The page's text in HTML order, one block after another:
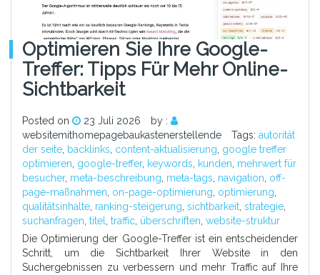
Optimieren Sie Ihre Google-
Treffer: Tipps Für Mehr Online-
Sichtbarkeit
Posted on 23 Juli 2026
by :
websitemithomepagebaukastenerstellende
Tags: autorität
der seite, backlinks, content-aktualisierung, google treffer
optimieren, google-treffer, keywords, kunden, mehrwert für
besucher, meta-beschreibung, meta-tags, navigation, off-
page-maßnahmen, on-page-optimierung, optimierung,
qualitätsinhalte, ranking-steigerung, sichtbarkeit, strategie,
suchanfragen, titel, traffic, überschriften, website-struktur
Die Optimierung der Google-Treffer ist ein entscheidender
Schritt, um die Sichtbarkeit Ihrer Website in den
Suchergebnissen zu verbessern und mehr Traffic auf Ihre